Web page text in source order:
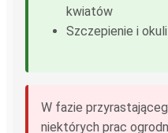
kwiatów
Szczepienie i
W fazie
niektórych prac